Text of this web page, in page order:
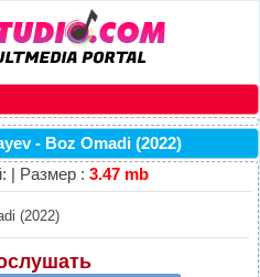
- Boz Omadi (2022)
| Размер : 3.47 mb
(2022)